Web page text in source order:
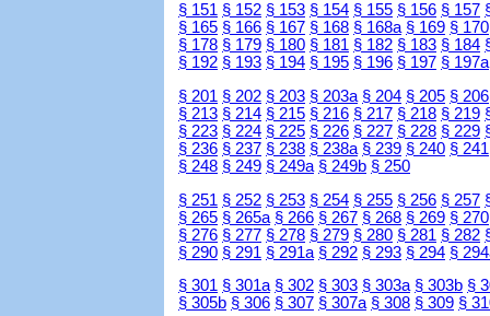
§ 151 § 152 § 153 § 154 § 155 § 156 § 157
§ 165 § 166 § 167 § 168 § 168a § 169 § 170
§ 178 § 179 § 180 § 181 § 182 § 183 § 184
§ 192 § 193 § 194 § 195 § 196 § 197 § 197a
§ 201 § 202 § 203 § 203a § 204 § 205 § 206
§ 213 § 214 § 215 § 216 § 217 § 218 § 219
§ 223 § 224 § 225 § 226 § 227 § 228 § 229
§ 236 § 237 § 238 § 238a § 239 § 240 § 241
§ 248 § 249 § 249a § 249b § 250
§ 251 § 252 § 253 § 254 § 255 § 256 § 257
§ 265 § 265a § 266 § 267 § 268 § 269 § 270
§ 276 § 277 § 278 § 279 § 280 § 281 § 282
§ 290 § 291 § 291a § 292 § 293 § 294 §
§ 301 § 301a § 302 § 303 § 303a § 303b §
§ 305b § 306 § 307 § 307a § 308 § 309 §